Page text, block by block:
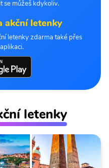
se můžeš kdykoliv.
akční letenky
letenky zdarma také přes
letenky